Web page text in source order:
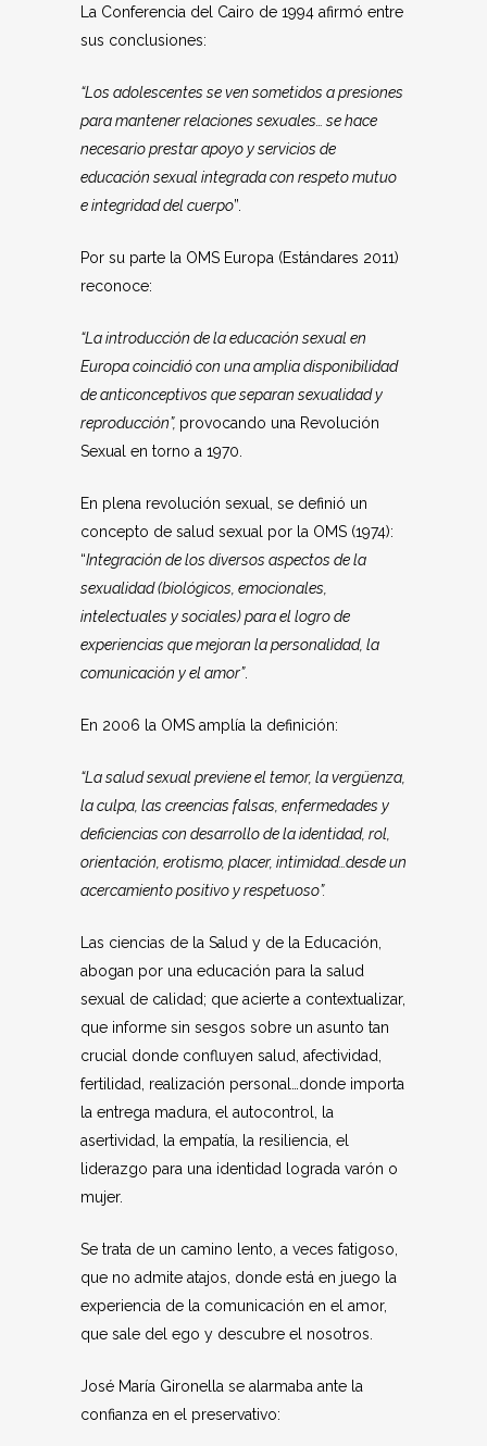
La Conferencia del Cairo de 1994 afirmó entre
sus conclusiones:
“Los adolescentes se ven sometidos a presiones
para mantener relaciones sexuales… se hace
necesario prestar apoyo y servicios de
educación sexual integrada con respeto mutuo
e integridad del cuerpo”.
Por su parte la OMS Europa (Estándares 2011)
reconoce:
“La introducción de la educación sexual en
Europa coincidió con una amplia disponibilidad
de anticonceptivos que separan sexualidad y
reproducción”, provocando una Revolución
Sexual en torno a 1970.
En plena revolución sexual, se definió un
concepto de salud sexual por la OMS (1974):
“Integración de los diversos aspectos de la
sexualidad (biológicos, emocionales,
intelectuales y sociales) para el logro de
experiencias que mejoran la personalidad, la
comunicación y el amor”.
En 2006 la OMS amplía la definición:
“La salud sexual previene el temor, la vergüenza,
la culpa, las creencias falsas, enfermedades y
deficiencias con desarrollo de la identidad, rol,
orientación, erotismo, placer, intimidad…desde un
acercamiento positivo y respetuoso”.
Las ciencias de la Salud y de la Educación,
abogan por una educación para la salud
sexual de calidad; que acierte a contextualizar,
que informe sin sesgos sobre un asunto tan
crucial donde confluyen salud, afectividad,
fertilidad, realización personal…donde importa
la entrega madura, el autocontrol, la
asertividad, la empatía, la resiliencia, el
liderazgo para una identidad lograda varón o
mujer.
Se trata de un camino lento, a veces fatigoso,
que no admite atajos, donde está en juego la
experiencia de la comunicación en el amor,
que sale del ego y descubre el nosotros.
José María Gironella se alarmaba ante la
confianza en el preservativo: